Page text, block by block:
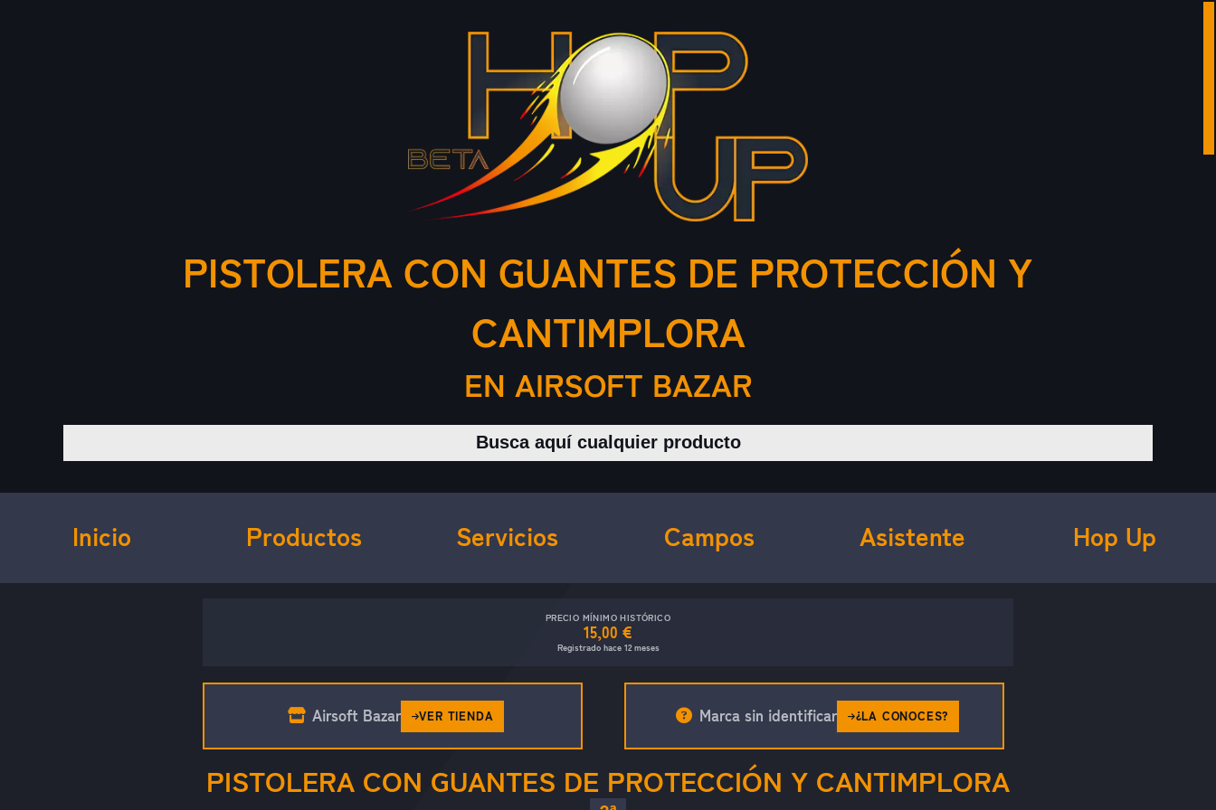
PISTOLERA CON GUANTES DE PROTECCIÓN Y
CANTIMPLORA
EN AIRSOFT BAZAR
Buscar productos
Inicio Productos Servicios Campos Asistente Hop Up
PRECIO MÍNIMO HISTÓRICO
15,00 €
Registrado hace 12 meses
Airsoft Bazar VER TIENDA
PISTOLERA CON GUANTES DE PROTECCIÓN Y CANTIMPLORA
Marca sin identificar ¿LA CONOCES?